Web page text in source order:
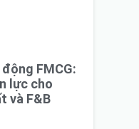
FMCG:
lực cho
và F&B